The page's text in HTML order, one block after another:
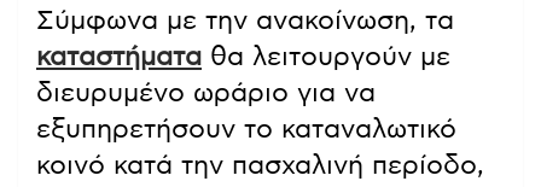
Σύμφωνα με την ανακοίνωση, τα
καταστήματα θα λειτουργούν με
διευρυμένο ωράριο για να
εξυπηρετήσουν το καταναλωτικό
κοινό κατά την πασχαλινή περίοδο,